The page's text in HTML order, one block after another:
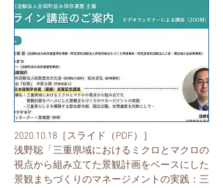
2020.10.18 ［スライド（PDF）］
浅野聡「三重県域におけるミクロとマクロの
視点から組み立てた景観計画をベースにした
景観まちづくりのマネージメントの実践：三